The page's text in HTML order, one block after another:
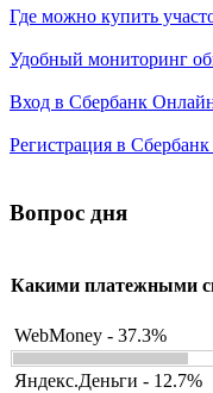
Где можно купить
Удобный мониторинг
Вход в Сбербанк
Регистрация в
Вопрос дня
Какими платежными
WebMoney - 37.3%
Яндекс.Деньги - 12.7%